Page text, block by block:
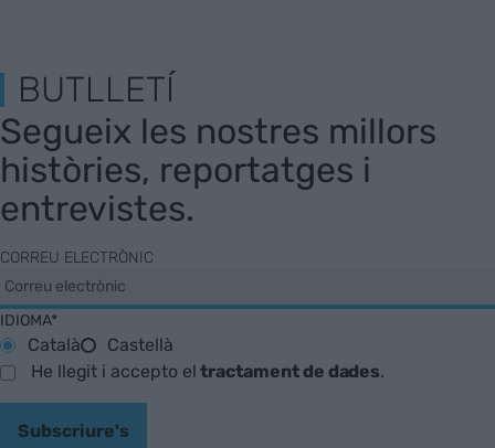
BUTLLETÍ
Segueix les nostres millors
històries, reportatges i
entrevistes.
CORREU ELECTRÒNIC
IDIOMA*
Català
Castellà
He llegit i accepto eltractament de dades.
Subscriure's